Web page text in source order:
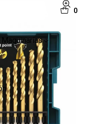
0
Maquinarias